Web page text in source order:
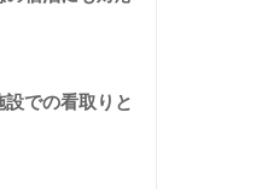
での看取りと